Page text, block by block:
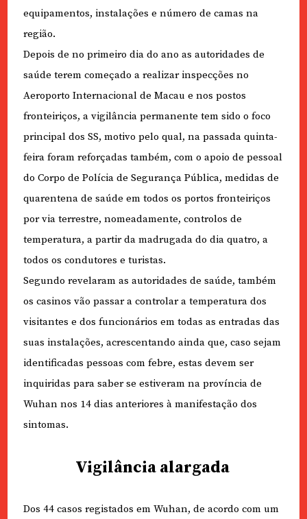
equipamentos, instalações e número de camas na
região.
Depois de no primeiro dia do ano as autoridades de
saúde terem começado a realizar inspecções no
Aeroporto Internacional de Macau e nos postos
fronteiriços, a vigilância permanente tem sido o foco
principal dos SS, motivo pelo qual, na passada quinta-
feira foram reforçadas também, com o apoio de pessoal
do Corpo de Polícia de Segurança Pública, medidas de
quarentena de saúde em todos os portos fronteiriços
por via terrestre, nomeadamente, controlos de
temperatura, a partir da madrugada do dia quatro, a
todos os condutores e turistas.
Segundo revelaram as autoridades de saúde, também
os casinos vão passar a controlar a temperatura dos
visitantes e dos funcionários em todas as entradas das
suas instalações, acrescentando ainda que, caso sejam
identificadas pessoas com febre, estas devem ser
inquiridas para saber se estiveram na província de
Wuhan nos 14 dias anteriores à manifestação dos
sintomas.
Vigilância alargada
Dos 44 casos registados em Wuhan, de acordo com um